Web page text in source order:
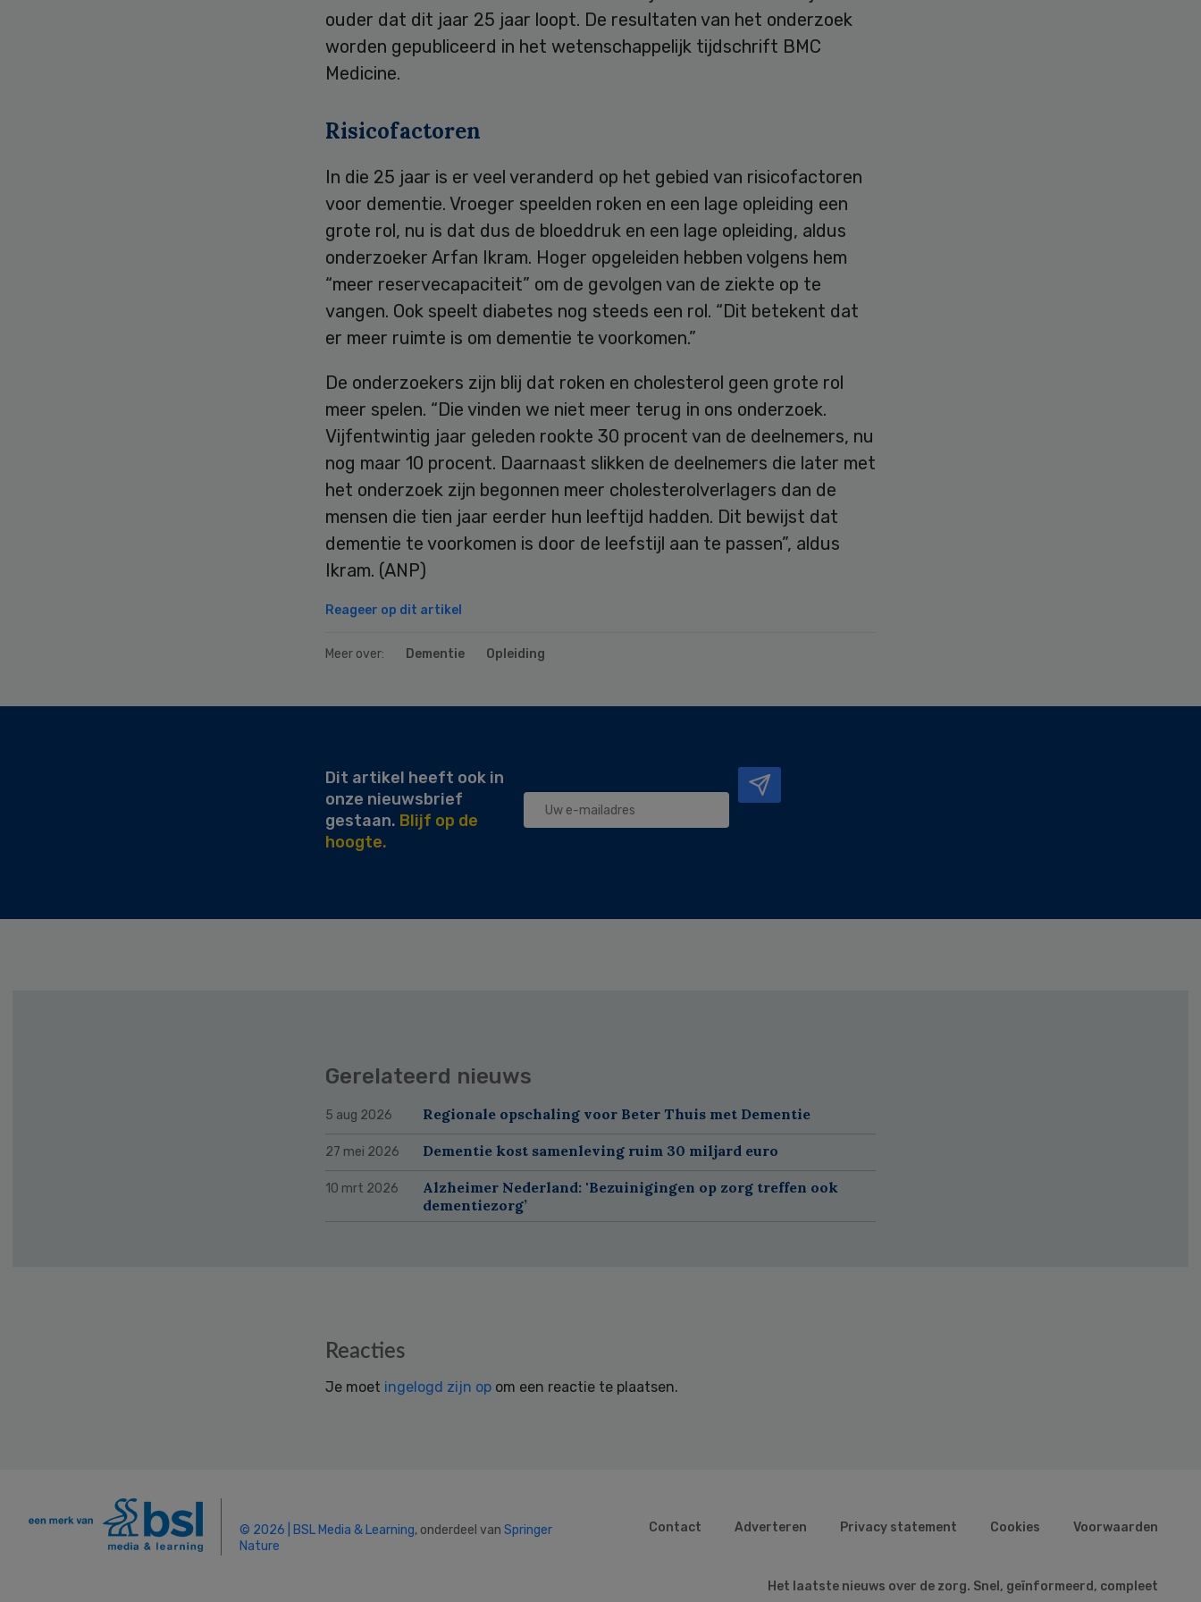
ouder dat dit jaar 25 jaar loopt. De resultaten van het onderzoek
worden gepubliceerd in het wetenschappelijk tijdschrift BMC
Medicine.
Risicofactoren
In die 25 jaar is er veel veranderd op het gebied van risicofactoren
voor dementie. Vroeger speelden roken en een lage opleiding een
grote rol, nu is dat dus de bloeddruk en een lage opleiding, aldus
onderzoeker Arfan Ikram. Hoger opgeleiden hebben volgens hem
“meer reservecapaciteit” om de gevolgen van de ziekte op te
vangen. Ook speelt diabetes nog steeds een rol. “Dit betekent dat
er meer ruimte is om dementie te voorkomen.”
De onderzoekers zijn blij dat roken en cholesterol geen grote rol
meer spelen. “Die vinden we niet meer terug in ons onderzoek.
Vijfentwintig jaar geleden rookte 30 procent van de deelnemers, nu
nog maar 10 procent. Daarnaast slikken de deelnemers die later met
het onderzoek zijn begonnen meer cholesterolverlagers dan de
mensen die tien jaar eerder hun leeftijd hadden. Dit bewijst dat
dementie te voorkomen is door de leefstijl aan te passen”, aldus
Ikram. (ANP)
Reageer op dit artikel
Meer over: Dementie Opleiding
Dit artikel heeft ook in
onze nieuwsbrief
gestaan. Blijf op de
hoogte.
Gerelateerd nieuws
5 aug 2026 Regionale opschaling voor Beter Thuis met Dementie
27 mei 2026 Dementie kost samenleving ruim 30 miljard euro
10 mrt 2026
Alzheimer Nederland: 'Bezuinigingen op zorg treffen ook
dementiezorg’
Reacties
Je moet ingelogd zijn op om een reactie te plaatsen.
© 2026 | BSL Media & Learning, onderdeel van Springer
Nature
Contact Adverteren Privacy statement Cookies Voorwaarden
Het laatste nieuws over de zorg. Snel, geïnformeerd, compleet